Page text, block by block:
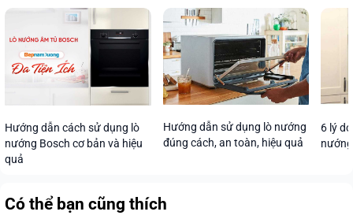
Hướng dẫn cách sử dụng lò
nướng Bosch cơ bản và hiệu
quả
Hướng dẫn sử dụng lò nướng
đúng cách, an toàn, hiệu quả
6 lý
Có thể bạn cũng thích